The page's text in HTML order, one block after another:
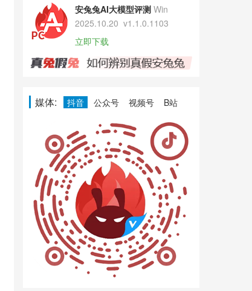
安兔兔AI大模型评测 Win
2025.10.20 v1.1.0.1103
立即下载
媒体: 抖音 公众号 视频号 B站